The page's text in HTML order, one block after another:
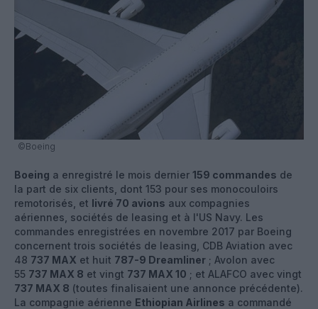
©Boeing
Boeing a enregistré le mois dernier 159 commandes de
la part de six clients, dont 153 pour ses monocouloirs
remotorisés, et livré 70 avions aux compagnies
aériennes, sociétés de leasing et à l'US Navy. Les
commandes enregistrées en novembre 2017 par Boeing
concernent trois sociétés de leasing, CDB Aviation avec
48 737 MAX et huit 787-9 Dreamliner ; Avolon avec
55 737 MAX 8 et vingt 737 MAX 10 ; et ALAFCO avec vingt
737 MAX 8 (toutes finalisaient une annonce précédente).
La compagnie aérienne Ethiopian Airlines a commandé